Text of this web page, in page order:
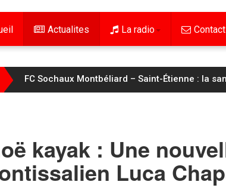
Actualites La radio Contact
FC Sochaux Montbéliard – Saint-Étienne : la
kayak : Une
Luca